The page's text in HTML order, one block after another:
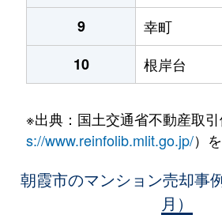
9
幸町
10
根岸台
※出典：国土交通省不動産取
s://www.reinfolib.mlit.go.jp/）
朝霞市のマンション売却事
月）